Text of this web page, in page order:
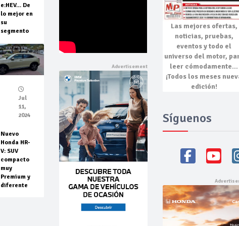
e:HEV… De
lo mejor en
su
segmento
Jul
11,
2024
Nuevo
Honda HR-
V: SUV
compacto
muy
Premium y
diferente
Las mejores ofertas,
noticias, pruebas,
eventosy todo el
universo del motor,
leer cómodamente…
¡Todos los meses
edición!
Síguenos